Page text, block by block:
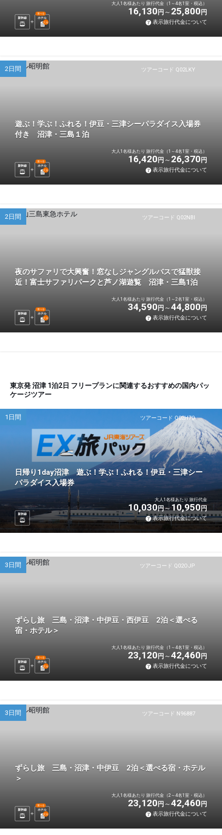
新幹線 ホテル
選べる
1 泊
大人1名様あたり 旅行代金（1～4名1室・税込）
16,130 円 25,800 円
表示旅行代金について
ツアーコード Q02LKY
2日間
遊ぶ！学ぶ！ふれる！伊豆・三津シーパラダイス入場券
付き 沼津・三島１泊
新幹線 ホテル
選べる
1 泊
大人1名様あたり 旅行代金（1～4名1室・税込）
16,420 円 26,370 円
表示旅行代金について
ツアーコード Q02NBI
2日間
夜のサファリで大興奮！窓なしジャングルバスで猛獣接
近！富士サファリパークと芦ノ湖遊覧 沼津・三島1泊
新幹線 ホテル
選べる
1 泊
大人1名様あたり 旅行代金（1～2名1室・税込）
34,590 円 44,800 円
表示旅行代金について
東京発 沼津 1泊2日 フリープランに関連するおすすめの国内パッ
ケージツアー
ツアーコード Q02H7O
1日間
日帰り1day沼津 遊ぶ！学ぶ！ふれる！伊豆・三津シー
パラダイス入場券
新幹線
大人1名様あたり 旅行代金
10,030円 10,950円
表示旅行代金について
ツアーコード Q02OJP
3日間
ずらし旅 三島・沼津・中伊豆・西伊豆 2泊＜選べる
宿・ホテル＞
新幹線 ホテル
選べる
2泊
大人1名様あたり 旅行代金（1～4名1室・税込）
23,120 円 42,460 円
表示旅行代金について
ツアーコード N96887
3日間
ずらし旅 三島・沼津・中伊豆 2泊＜選べる宿・ホテル
＞
新幹線 ホテル
選べる
2泊
大人1名様あたり 旅行代金（2～4名1室・税込）
23,120 円 42,460 円
表示旅行代金について